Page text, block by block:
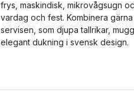
frys, maskindisk, mikrovågsugn
vardag och fest. Kombinera
servisen, som djupa tallrikar,
elegant dukning i svensk design.